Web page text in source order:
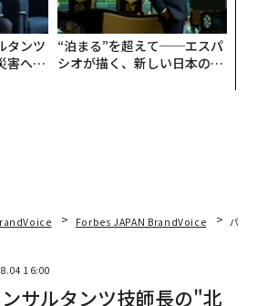
タンツ
害への
“泊まる”を超えて──エスパ
シオが描く、新しい日本のラ
Forbes JAPAN BrandVoice パシ
16:00
サルタンツ技師長の"北